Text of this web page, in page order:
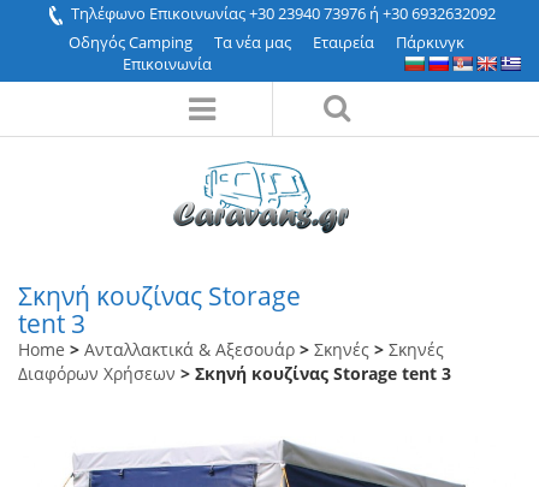
Τηλέφωνο Επικοινωνίας +30 23940 73976 ή +30 6932632092
Οδηγός Camping
Τα νέα μας Εταιρεία
Πάρκινγκ
Επικοινωνία
Σκηνή κουζίνας Storage
tent 3
Home > Ανταλλακτικά & Αξεσουάρ > Σκηνές > Σκηνές
Διαφόρων Χρήσεων > Σκηνή κουζίνας Storage tent 3